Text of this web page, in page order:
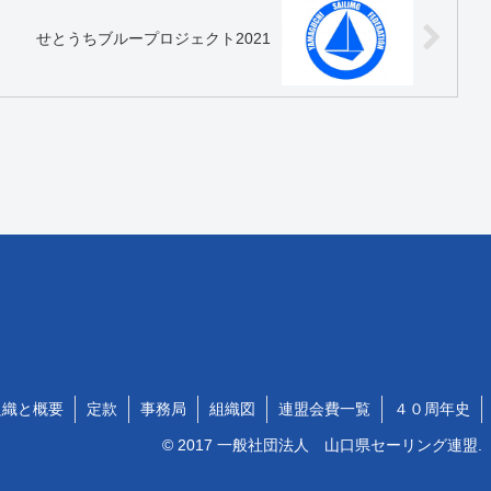
せとうちブループロジェクト2021
と概要 定款 事務局 組織図 連盟会費一覧 ４０周年史
© 2017 一般社団法人 山口県セーリング連盟.